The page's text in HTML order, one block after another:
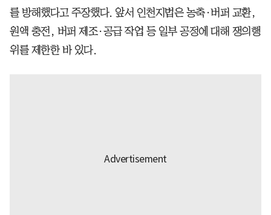
를 방해했다고 주장했다. 앞서 인천지법은 농축·버퍼 교환,
원액 충전, 버퍼 제조·공급 작업 등 일부 공정에 대해 쟁의행
위를 제한한 바 있다.